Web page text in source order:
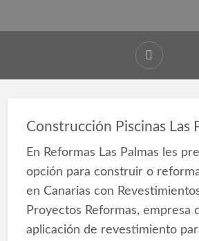
Construcción Piscinas Las
En Reformas Las Palmas les
opción para construir o
en Canarias con
Proyectos Reformas, empresa
aplicación de revestimiento